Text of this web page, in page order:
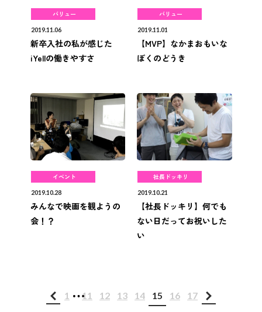
バリュー
2019.11.06
新卒入社の私が感じた
iYellの働きやすさ
バリュー
2019.11.01
【MVP】なかまおもいな
ぼくのどうき
イベント
2019.10.28
みんなで映画を観ようの
会！？
社長ドッキリ
2019.10.21
【社長ドッキリ】何でも
ない日だってお祝いした
い
1 ...
11 12 13 14 15 16 17